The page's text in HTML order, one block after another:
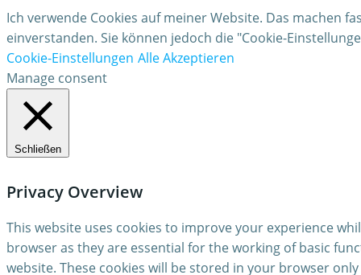
Ich verwende Cookies auf meiner Website. Das machen
einverstanden. Sie können jedoch die "Cookie-
Cookie-Einstellungen Alle Akzeptieren
Manage consent
Schließen
Privacy Overview
This website uses cookies to improve your experience
browser as they are essential for the working of basic
website. These cookies will be stored in your browser